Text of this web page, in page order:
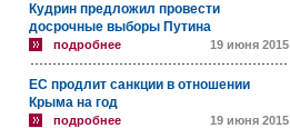
Кудрин предложил провести
досрочные выборы Путина
подробнее 19 июня 2015
ЕС продлит санкции в отношении
Крыма на год
подробнее 19 июня 2015